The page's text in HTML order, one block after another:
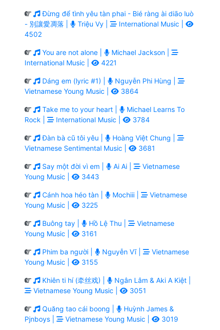
Đừng để tình yêu tàn phai - Bié ràng ài diāo luò
- 別讓愛凋落 |
Triệu Vy |
International Music |
4502
You are not alone |
Michael Jackson |
International Music |
4221
Dáng em (lyric #1) |
Nguyễn Phi Hùng |
Vietnamese Young Music |
3864
Take me to your heart |
Michael Learns To
Rock |
International Music | 3784
Đàn bà cũ tôi yêu |
Hoàng Việt Chung |
Vietnamese Sentimental Music |
3681
Say một đời vì em | Ai Ai |
Vietnamese
Young Music |
3443
Cánh hoa héo tàn | Mochiii |
Vietnamese
Young Music |
3225
Buông tay | Hồ Lệ Thu |
Vietnamese
Young Music |
3161
Phim ba người | Nguyễn Vĩ |
Vietnamese
Young Music |
3155
Khiên ti hí (牵丝戏) |
Ngân Lâm & Aki A Kiệt |
Vietnamese Young Music |
3051
Quăng tao cái boong |
Huỳnh James &
Pjnboys |
Vietnamese Young Music | 3019